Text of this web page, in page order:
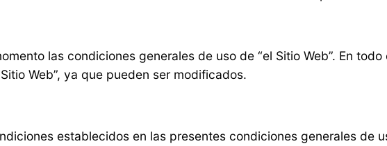
las condiciones generales de uso de “el Sitio Web”. En
Web”, ya que pueden ser modificados.
establecidos en las presentes condiciones generales de